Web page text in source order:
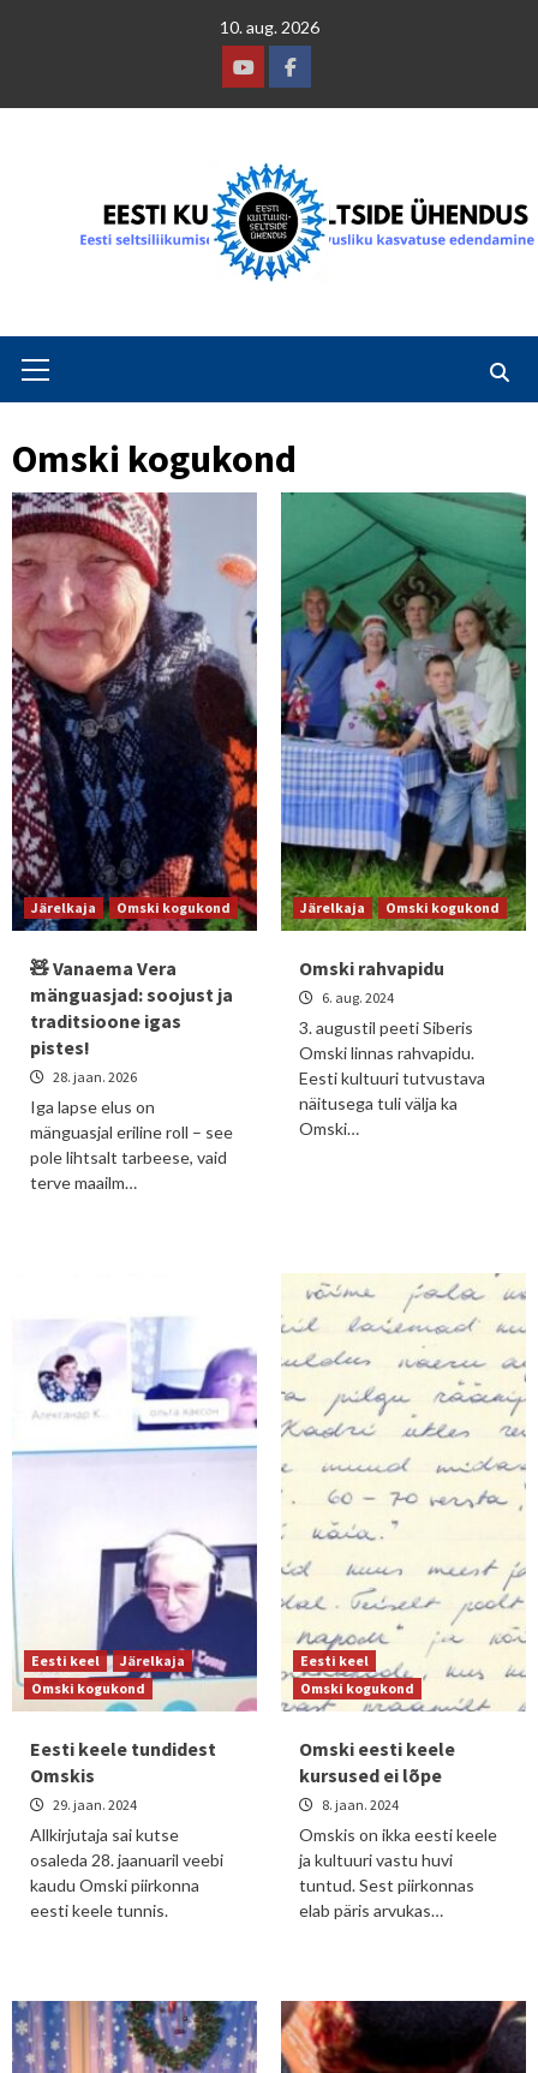
10. aug. 2026
YoutubeFacebook
Menu
Omski kogukond
Järelkaja Omski kogukond
🧸 Vanaema Vera
mänguasjad: soojust ja
traditsioone igas
pistes!
28. jaan. 2026
Iga lapse elus on
mänguasjal eriline roll – see
pole lihtsalt tarbeese, vaid
terve maailm…
Järelkaja Omski kogukond
Omski rahvapidu
6. aug. 2024
3. augustil peeti Siberis
Omski linnas rahvapidu.
Eesti kultuuri tutvustava
näitusega tuli välja ka
Omski…
Eesti keel
Järelkaja
Omski kogukond
Eesti keele tundidest
Omskis
29. jaan. 2024
Allkirjutaja sai kutse
osaleda 28. jaanuaril veebi
kaudu Omski piirkonna
eesti keele tunnis.
Eesti keel
Omski kogukond
Omski eesti keele
kursused ei lõpe
8. jaan. 2024
Omskis on ikka eesti keele
ja kultuuri vastu huvi
tuntud. Sest piirkonnas
elab päris arvukas…